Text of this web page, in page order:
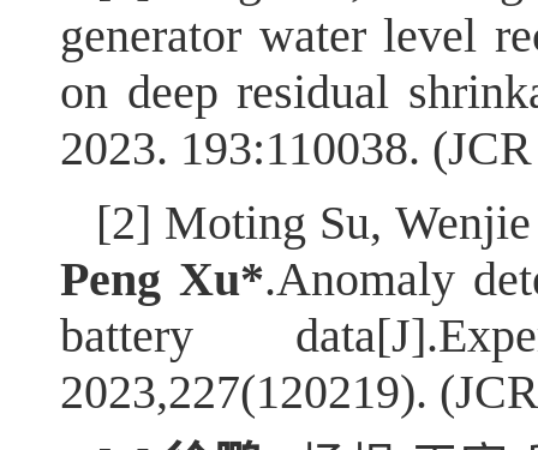
generator water level
on deep residual
2023. 193:110038.
[2] Moting Su,
Peng Xu*.Anomaly
battery
2023,227(120219).